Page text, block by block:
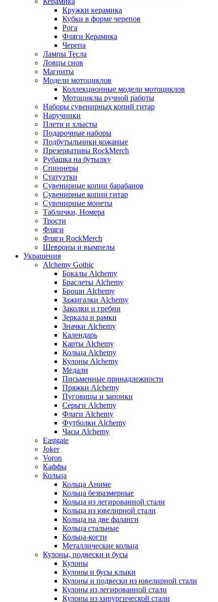
Кружки керамика
Кубки в форме черепов
Рога
Фляги Керамика
Черепа
Лампы Тесла
Ловцы снов
Магниты
Модели мотоциклов
Коллекционные модели мотоциклов
Мотоциклы ручной работы
Наборы сувенирных копий гитар
Наручники
Плети и хлысты
Подарочные наборы
Подбутыльники кожаные
Презервативы RockMerch
Рубашка на бутылку
Спиннеры
Статуэтки
Сувенирные копии барабанов
Сувенирные копии гитар
Сувенирные монеты
Таблички, Номера
Трости
Фляги
Фляги RockMerch
Шевроны и вымпелы
Украшения
Alchemy Gothic
Бокалы Alchemy
Браслеты Alchemy
Броши Alchemy
Зажигалки Alchemy
Заколки и гребни
Зеркала и рамки
Значки Alchemy
Календарь
Карты Alchemy
Кольца Alchemy
Кулоны Alchemy
Медали
Письменные принадлежности
Пряжки Alchemy
Пуговицы и запонки
Серьги Alchemy
Флаги Alchemy
Футболки Alchemy
Часы Alchemy
Eastgate
Joker
Voron
Каффы
Кольца
Кольца Аниме
Кольца безразмерные
Кольца из легированной стали
Кольца из ювелирной стали
Кольца на две фаланги
Кольца стальные
Кольца-когти
Металлические кольца
Кулоны, подвески и бусы
Кулоны
Кулоны и бусы клыки
Кулоны и подвески из ювелирной стали
Кулоны из легированной стали
Кулоны из хирургической стали